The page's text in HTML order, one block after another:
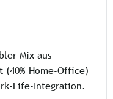
Mix aus
Home-Office)
Life-Integration.